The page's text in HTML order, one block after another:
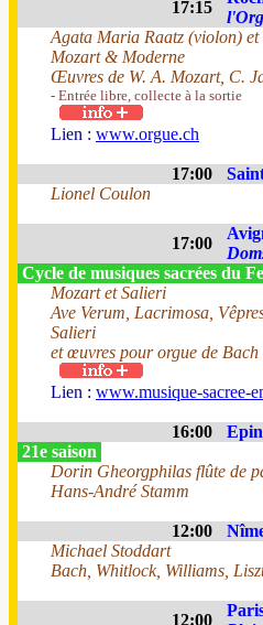
17:15
Agata Maria Raatz (violon)
Mozart & Moderne
Œuvres de W. A. Mozart, C.
- Entrée libre, collecte à la sortie
Lien : www.orgue.ch
17:00
Lionel Coulon
17:00
Cycle de musiques sacrées du
Mozart et Salieri
Ave Verum, Lacrimosa,
Salieri
et œuvres pour orgue de Bach
Lien : www.musique-sacree-
16:00
21e saison
Dorin Gheorgphilas flûte de
Hans-André Stamm
12:00
Michael Stoddart
Bach, Whitlock, Williams,
12:00